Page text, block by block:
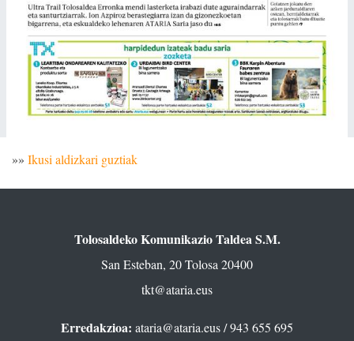
»» Ikusi aldizkari guztiak
Tolosaldeko Komunikazio Taldea S.M.
San Esteban, 20 Tolosa 20400
tkt@ataria.eus
Erredakzioa: ataria@ataria.eus/ 943 655 695